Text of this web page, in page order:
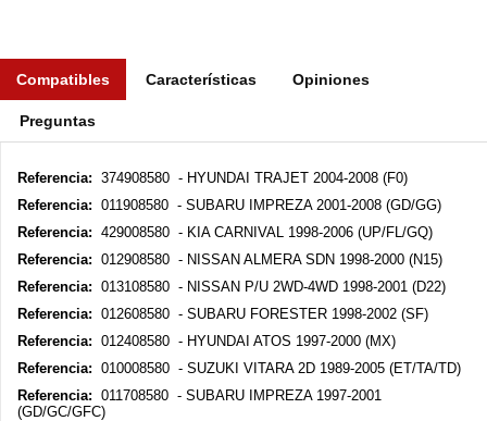
Compatibles Características Opiniones
Preguntas
Referencia: 374908580 - HYUNDAI TRAJET 2004-2008 (F0)
Referencia: 011908580 - SUBARU IMPREZA 2001-2008 (GD/GG)
Referencia: 429008580 - KIA CARNIVAL 1998-2006 (UP/FL/GQ)
Referencia: 012908580 - NISSAN ALMERA SDN 1998-2000 (N15)
Referencia: 013108580 - NISSAN P/U 2WD-4WD 1998-2001 (D22)
Referencia: 012608580 - SUBARU FORESTER 1998-2002 (SF)
Referencia: 012408580 - HYUNDAI ATOS 1997-2000 (MX)
Referencia: 010008580 - SUZUKI VITARA 2D 1989-2005 (ET/TA/TD)
Referencia: 011708580 - SUBARU IMPREZA 1997-2001
(GD/GC/GFC)